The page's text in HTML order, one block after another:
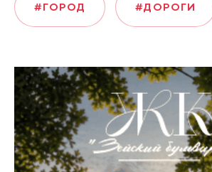
#ГОРОД #ДОРОГИ